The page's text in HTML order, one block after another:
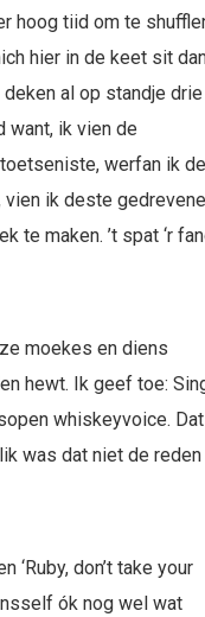
hoog tiid om te
hier in de keet sit
deken al op standje drie
want, ik vien de
werfan ik de
vien ik deste
te maken. ’t spat ‘r
moekes en diens
hewt. Ik geef toe:
whiskeyvoice.
was dat niet de reden
‘Ruby, don’t take your
ók nog wel wat